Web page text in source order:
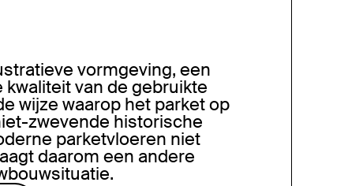
vormgeving, een
van de gebruikte
wijze waarop het parket op
zwevende historische
parketvloeren niet
daarom een andere